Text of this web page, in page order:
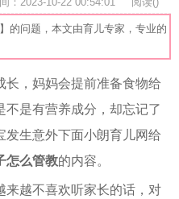
的问题，本文由育儿专家，专业的
长，妈妈会提前准备食物给
是有营养成分，却忘记了
发生意外下面小朗育儿网给
怎么管教的内容。
来越不喜欢听家长的话，对